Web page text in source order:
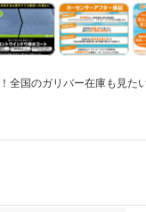
国のガリバー在庫も見た